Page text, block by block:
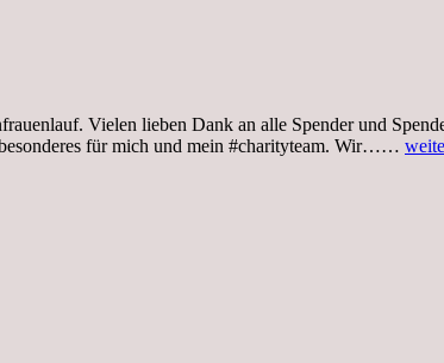
Vielen lieben Dank an alle Spender und
für mich und mein #charityteam. Wir……